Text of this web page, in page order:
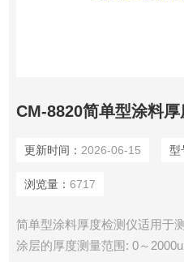
CM-8820简单型涂料厚
更新时间： 2026-06-15 型
浏览量： 6717
简单型涂料厚度检测仪适用于
涂层的厚度测量范围: 0～